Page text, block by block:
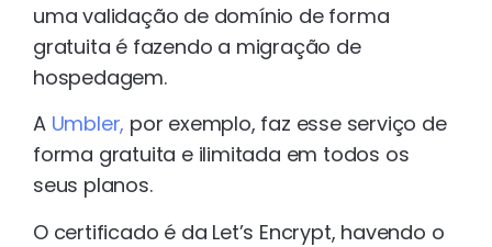
uma validação de domínio de forma
gratuita é fazendo a migração de
hospedagem.
A Umbler, por exemplo, faz esse serviço de
forma gratuita e ilimitada em todos os
seus planos.
O certificado é da Let’s Encrypt, havendo o